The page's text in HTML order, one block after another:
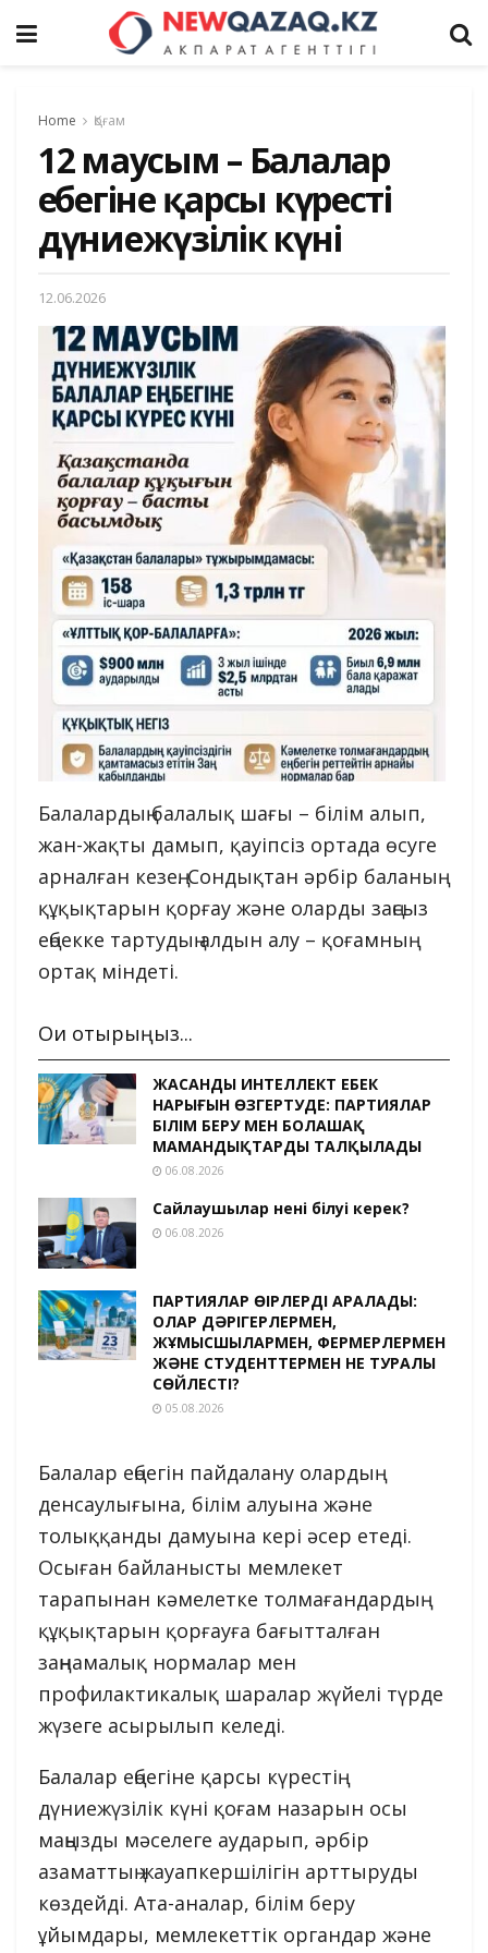
Home Қоғам
12 маусым – Балалар
еңбегіне қарсы күрестің
дүниежүзілік күні
12.06.2026
Балалардың балалық шағы – білім алып,
жан-жақты дамып, қауіпсіз ортада өсуге
арналған кезең. Сондықтан әрбір баланың
құқықтарын қорғау және оларды заңсыз
еңбекке тартудың алдын алу – қоғамның
ортақ міндеті.
Оқи отырыңыз...
ЖАСАНДЫ ИНТЕЛЛЕКТ ЕҢБЕК
НАРЫҒЫН ӨЗГЕРТУДЕ: ПАРТИЯЛАР
БІЛІМ БЕРУ МЕН БОЛАШАҚ
МАМАНДЫҚТАРДЫ ТАЛҚЫЛАДЫ
06.08.2026
Сайлаушылар нені білуі керек?
06.08.2026
ПАРТИЯЛАР ӨҢІРЛЕРДІ АРАЛАДЫ:
ОЛАР ДӘРІГЕРЛЕРМЕН,
ЖҰМЫСШЫЛАРМЕН, ФЕРМЕРЛЕРМЕН
ЖӘНЕ СТУДЕНТТЕРМЕН НЕ ТУРАЛЫ
СӨЙЛЕСТІ?
05.08.2026
Балалар еңбегін пайдалану олардың
денсаулығына, білім алуына және
толыққанды дамуына кері әсер етеді.
Осыған байланысты мемлекет
тарапынан кәмелетке толмағандардың
құқықтарын қорғауға бағытталған
заңнамалық нормалар мен
профилактикалық шаралар жүйелі түрде
жүзеге асырылып келеді.
Балалар еңбегіне қарсы күрестің
дүниежүзілік күні қоғам назарын осы
маңызды мәселеге аударып, әрбір
азаматтың жауапкершілігін арттыруды
көздейді. Ата-аналар, білім беру
ұйымдары, мемлекеттік органдар және